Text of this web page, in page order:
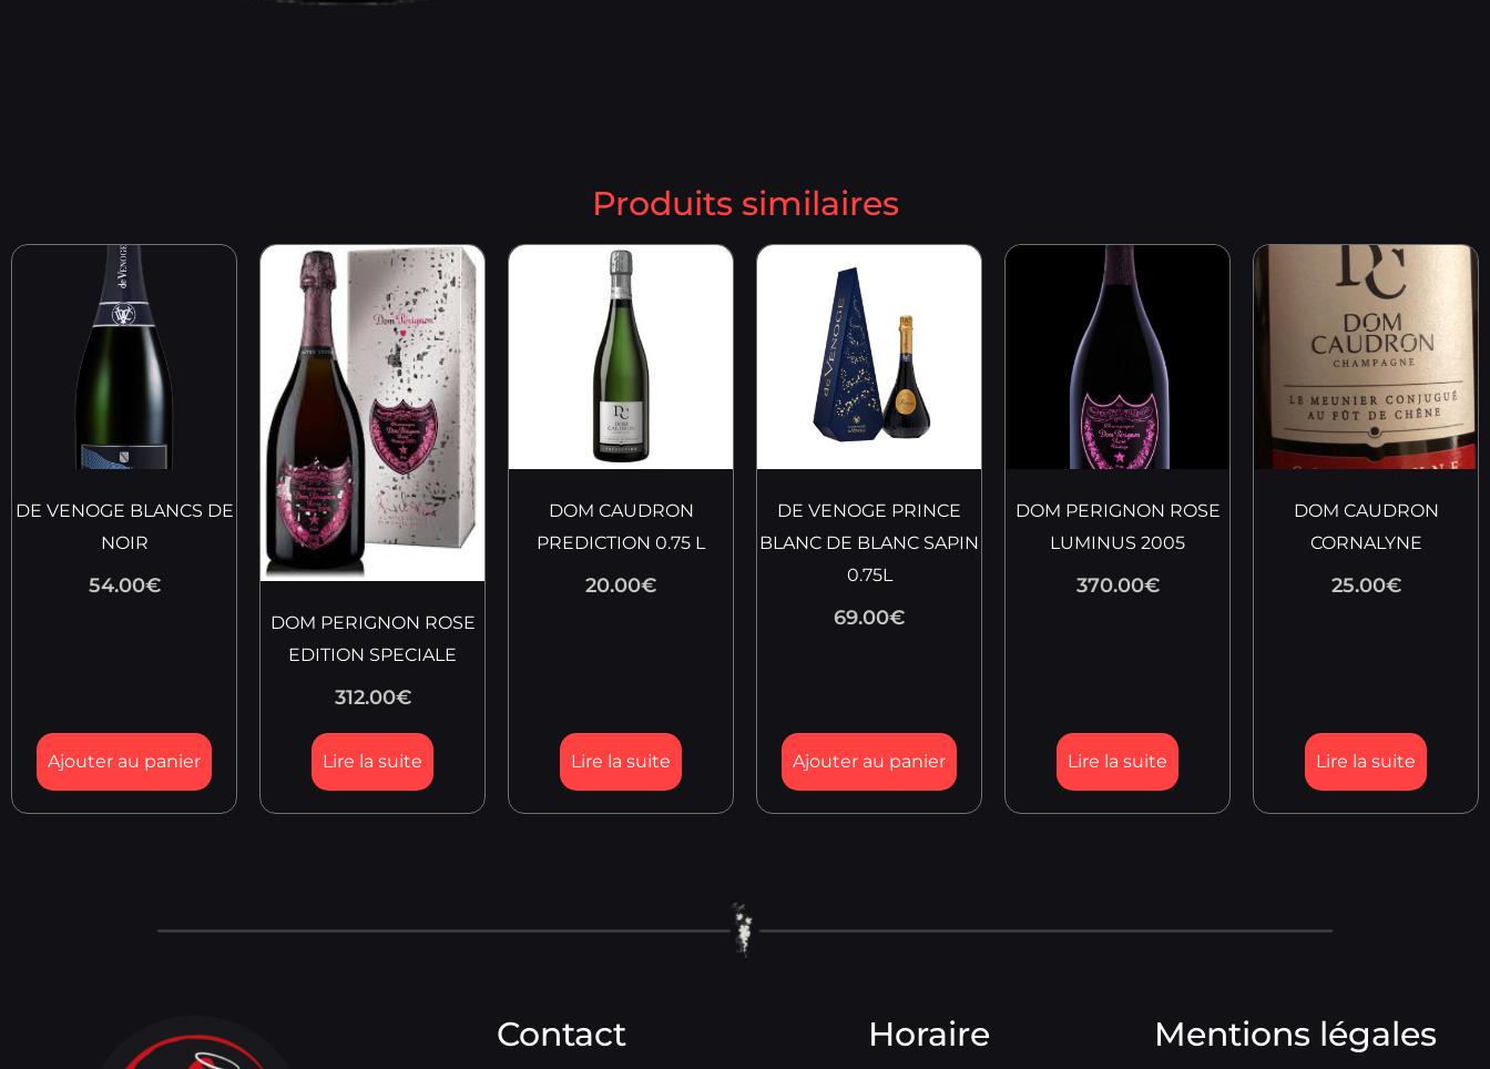
Produits similaires
DE VENOGE BLANCS DE
NOIR
54.00€
Ajouter au panier
DOM PERIGNON ROSE
EDITION SPECIALE
312.00€
Lire la suite
DOM CAUDRON
PREDICTION 0.75 L
20.00€
Lire la suite
DE VENOGE PRINCE
BLANC DE BLANC SAPIN
0.75L
69.00€
Ajouter au panier
DOM PERIGNON ROSE
LUMINUS 2005
370.00€
Lire la suite
DOM CAUDRON
CORNALYNE
25.00€
Lire la suite
Contact Horaire Mentions légales